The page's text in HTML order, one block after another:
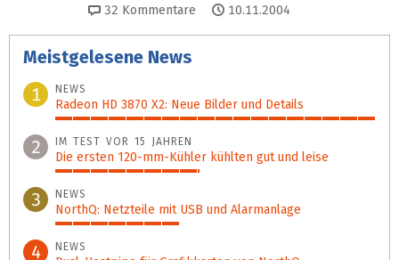
32 Kommentare 10.11.2004
Meistgelesene News
1
NEWS
Radeon HD 3870 X2: Neue Bilder und Details
100%
2 IM TEST VOR 15 JAHREN
Die ersten 120-mm-Kühler kühlten gut und leise
45%
3 NEWS
NorthQ: Netzteile mit USB und Alarmanlage
39%
4 NEWS